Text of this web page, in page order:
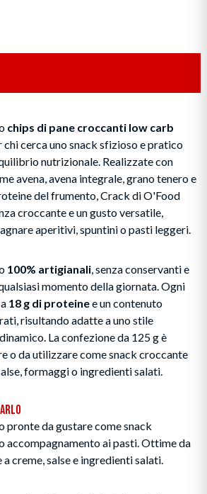
chips di pane croccanti low carb
chi cerca uno snack sfizioso e pratico
nutrizionale. Realizzate con
avena, avena integrale, grano tenero e
del frumento, Crack di O'Food
croccante e un gusto versatile,
aperitivi, spuntini o pasti leggeri.
100% artigianali , senza conservanti e
momento della giornata. Ogni
18 g di proteinee un contenuto
risultando adatte a uno stile
La confezione da 125 g è
o da utilizzare come snack croccante
formaggi o ingredienti salati.
pronte da gustare come snack
accompagnamento ai pasti. Ottime da
creme, salse e ingredienti salati.